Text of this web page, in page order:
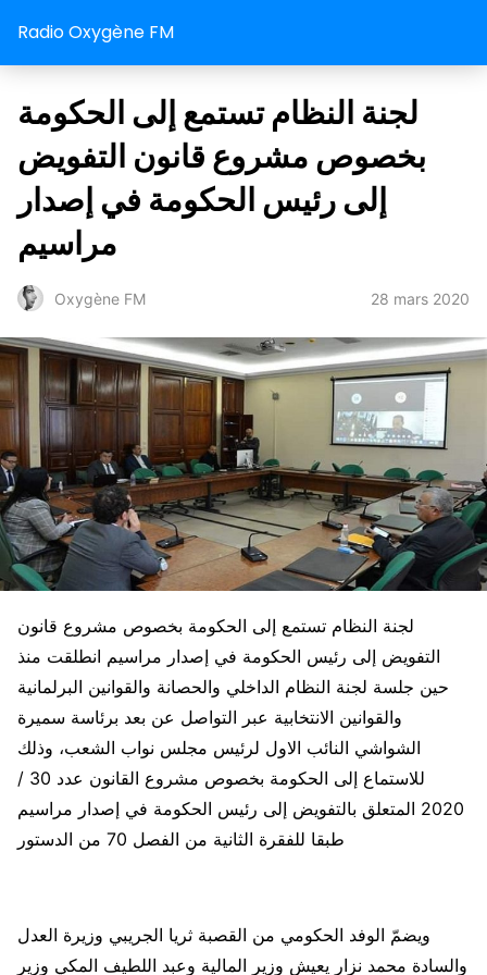
Radio Oxygène FM
لجنة النظام تستمع إلى الحكومة
بخصوص مشروع قانون التفويض
إلى رئيس الحكومة في إصدار
مراسيم
Oxygène FM 28 mars 2020
لجنة النظام تستمع إلى الحكومة بخصوص مشروع قانون
التفويض إلى رئيس الحكومة في إصدار مراسيم انطلقت منذ
حين جلسة لجنة النظام الداخلي والحصانة والقوانين البرلمانية
والقوانين الانتخابية عبر التواصل عن بعد برئاسة سميرة
الشواشي النائب الاول لرئيس مجلس نواب الشعب، وذلك
للاستماع إلى الحكومة بخصوص مشروع القانون عدد 30 /
2020 المتعلق بالتفويض إلى رئيس الحكومة في إصدار مراسيم
طبقا للفقرة الثانية من الفصل 70 من الدستور
ويضمّ الوفد الحكومي من القصبة ثريا الجريبي وزيرة العدل
والسادة محمد نزار يعيش وزير المالية وعبد اللطيف المكي وزير